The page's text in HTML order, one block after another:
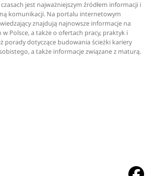
jest najważniejszym źródłem informacji i
komunikacji. Na portalu internetowym
znajdują najnowsze informacje na
Polsce, a także o ofertach pracy, praktyk i
porady dotyczące budowania ścieżki kariery
a także informacje związane z maturą.